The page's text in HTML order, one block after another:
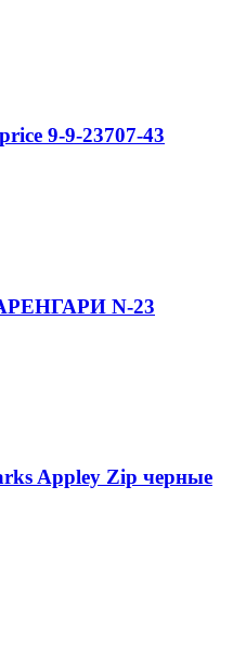
9-9-23707-43
N-23
Appley Zip черные